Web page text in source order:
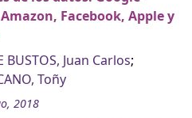
Facebook, Apple y
BUSTOS, Juan Carlos;
Toñy
2018